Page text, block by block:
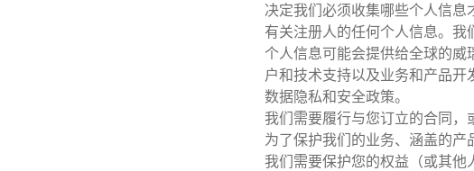
决定我们必须收集哪些个人信
有关注册人的任何个人信息。我
个人信息可能会提供给全球的
户和技术支持以及业务和产品
数据隐私和安全政策。
我们需要履行与您订立的合同，
为了保护我们的业务、涵盖的产
我们需要保护您的权益（或其他